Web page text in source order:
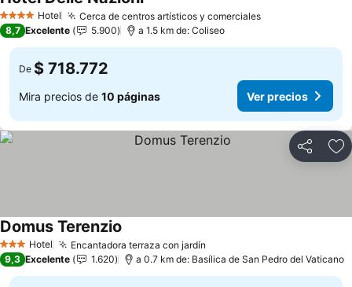
4 EstrellasHotel Cerca de centros artísticos y comercialesVer precios
Ver precios
8,7 Excelente 5.900 a 1.5 km de: Coliseo
De $ 718.772
Mira precios de 10 páginas Ver precios
Compartir
3 Estrellas
Hotel Encantadora terraza con jardín
Domus Terenzio
9,3 Excelente 1.620 a 0.7 km de: Basílica de San Pedro del Vaticano